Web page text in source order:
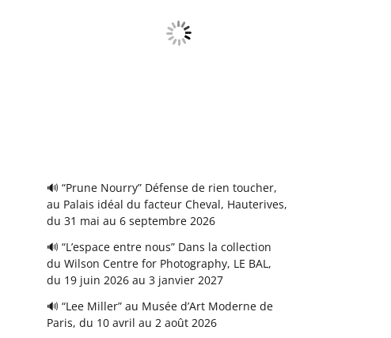
🔊 “Prune Nourry” Défense de rien toucher,
au Palais idéal du facteur Cheval, Hauterives,
du 31 mai au 6 septembre 2026
🔊 “L’espace entre nous” Dans la collection
du Wilson Centre for Photography, LE BAL,
du 19 juin 2026 au 3 janvier 2027
🔊 “Lee Miller” au Musée d’Art Moderne de
Paris, du 10 avril au 2 août 2026